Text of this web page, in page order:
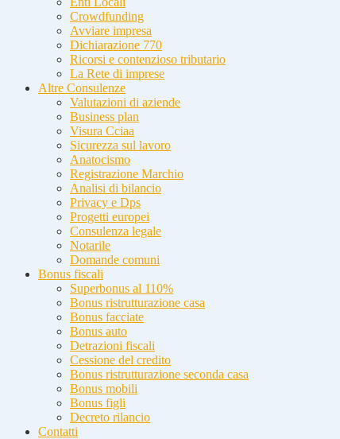
Crowdfunding
Avviare impresa
Dichiarazione 770
Ricorsi e contenzioso tributario
La Rete di imprese
Altre Consulenze
Valutazioni di aziende
Business plan
Visura Cciaa
Sicurezza sul lavoro
Anatocismo
Registrazione Marchio
Analisi di bilancio
Privacy e Dps
Progetti europei
Consulenza legale
Notarile
Domande comuni
Bonus fiscali
Superbonus al 110%
Bonus ristrutturazione casa
Bonus facciate
Bonus auto
Detrazioni fiscali
Cessione del credito
Bonus ristrutturazione seconda casa
Bonus mobili
Bonus figli
Decreto rilancio
Contatti